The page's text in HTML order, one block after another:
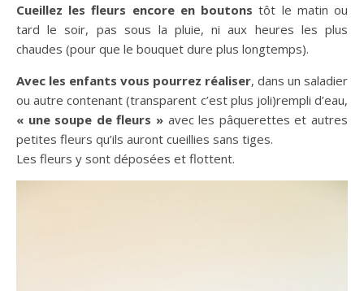
Cueillez les fleurs encore en boutons tôt le matin ou
tard le soir, pas sous la pluie, ni aux heures les plus
chaudes (pour que le bouquet dure plus longtemps).
Avec les enfants vous pourrez réaliser, dans un saladier
ou autre contenant (transparent c’est plus joli)rempli d’eau,
« une soupe de fleurs » avec les pâquerettes et autres
petites fleurs qu’ils auront cueillies sans tiges.
Les fleurs y sont déposées et flottent.